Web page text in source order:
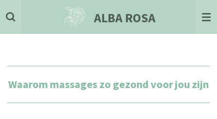
direct
naar
ALBA ROSA
Waarom massages zo gezond voor jou zijn